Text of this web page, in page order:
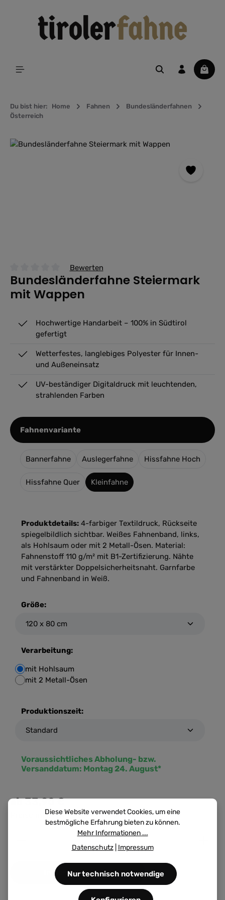
Du bist hier: Home Fahnen
Bundesländerfahnen
Österreich
Bildergalerie überspringen
Durchschnittliche Bewertung von 0 von 5 Sternen
Bewerten
Bundesländerfahne Steiermark
mit Wappen
Hochwertige Handarbeit – 100% in Südtirol
gefertigt
Wetterfestes, langlebiges Polyester für Innen-
und Außeneinsatz
UV-beständiger Digitaldruck mit leuchtenden,
strahlenden Farben
Fahnenvarianteauswählen
Bannerfahne Auslegerfahne Hissfahne Hoch
Hissfahne Quer Kleinfahne
Produktdetails: 4-farbiger Textildruck, Rückseite
spiegelbildlich sichtbar. Weißes Fahnenband, links,
als Hohlsaum oder mit 2 Metall-Ösen. Material:
Fahnenstoff 110 g/m² mit B1-Zertifizierung. Nähte
mit verstärkter Doppelsicherheitsnaht. Garnfarbe
und Fahnenband in Weiß.
Größe:
Verarbeitung:
mit Hohlsaum
mit 2 Metall-Ösen
Produktionszeit:
Voraussichtliches Abholung- bzw.
Versanddatum: Montag 24. August*
Produkt Anzahl: Gib den gewünschten Wert ein
In den Warenkorb
ab33,90 €
Preise inkl. MwSt. zzgl. Versandkosten
Diese Website verwendet Cookies, um eine
bestmögliche Erfahrung bieten zu können.
Mehr Informationen ...
Datenschutz| Impressum
Nur technisch notwendige